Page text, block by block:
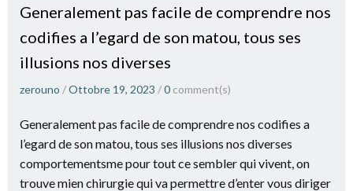
Generalement pas facile de comprendre nos
codifies a l’egard de son matou, tous ses
illusions nos diverses
zerouno /Ottobre 19, 2023 /0 comment(s)
Generalement pas facile de comprendre nos codifies a
l’egard de son matou, tous ses illusions nos diverses
comportementsme pour tout ce sembler qui vivent, on
trouve mien chirurgie qui va permettre d’enter vous diriger